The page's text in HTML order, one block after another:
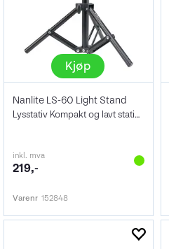
Kjøp
Nanlite LS-60 Light Stand
Lysstativ Kompakt og lavt stativ 0,6m
inkl. mva
219,-
Varenr 152848